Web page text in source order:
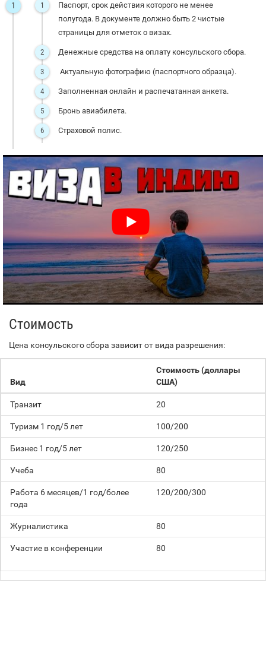
Паспорт, срок действия которого не менее
полугода. В документе должно быть 2 чистые
страницы для отметок о визах.
Денежные средства на оплату консульского сбора.
Актуальную фотографию (паспортного образца).
Заполненная онлайн и распечатанная анкета.
Бронь авиабилета.
Страховой полис.
Стоимость
Цена консульского сбора зависит от вида разрешения:
Вид
Стоимость (доллары
США)
Транзит 20
Туризм 1 год/5 лет 100/200
Бизнес 1 год/5 лет 120/250
Учеба 80
Работа 6 месяцев/1 год/более
года
120/200/300
Журналистика 80
Участие в конференции 80